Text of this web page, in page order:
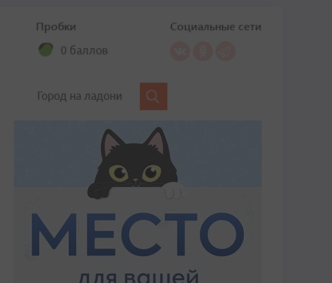
Пробки
0 баллов
Социальные сети
Город на ладони